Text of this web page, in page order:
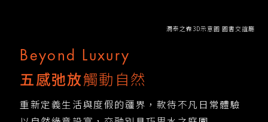
潤泰之森3D示意圖 圖書交誼廳
Beyond Luxury
五感弛放觸動自然
重新定義生活與度假的疆界，款待不凡日常體驗